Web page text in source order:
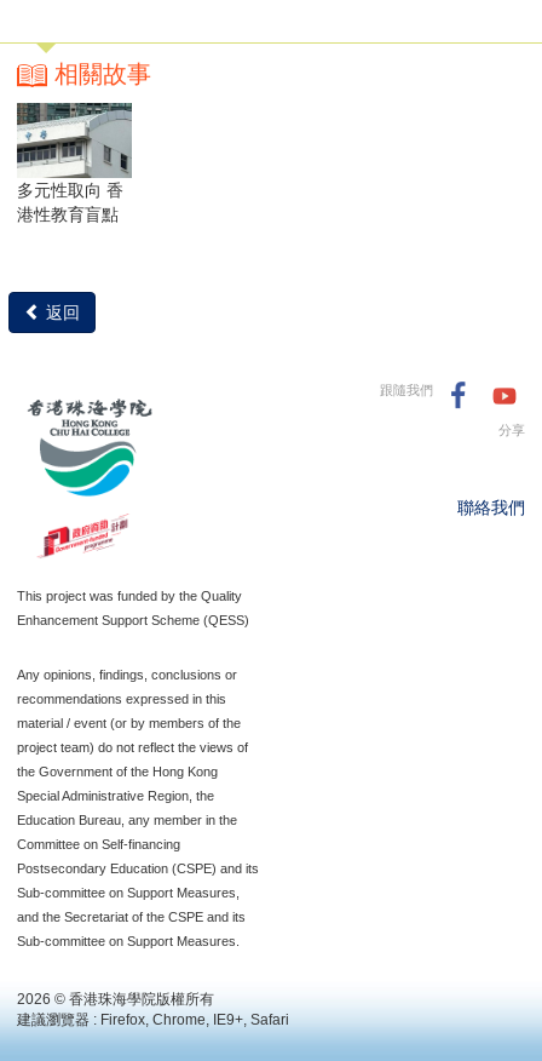
相關故事
多元性取向 香
港性教育盲點
返回
This project was funded by the Quality
Enhancement Support Scheme (QESS)
Any opinions, findings, conclusions or
recommendations expressed in this
material / event (or by members of the
project team) do not reflect the views of
the Government of the Hong Kong
Special Administrative Region, the
Education Bureau, any member in the
Committee on Self-financing
Postsecondary Education (CSPE) and its
Sub-committee on Support Measures,
and the Secretariat of the CSPE and its
Sub-committee on Support Measures.
跟隨我們
分享
聯絡我們
2026 © 香港珠海學院版權所有
建議瀏覽器 : Firefox, Chrome, IE9+, Safari